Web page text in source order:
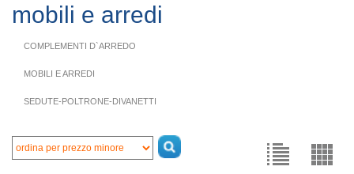
mobili e arredi
COMPLEMENTI D`ARREDO
MOBILI E ARREDI
SEDUTE-POLTRONE-DIVANETTI